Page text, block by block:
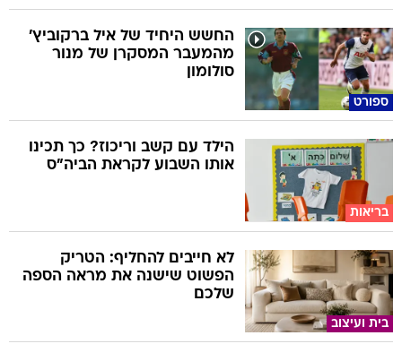
ספורט
החשש היחיד של איל ברקוביץ'
מהמעבר המסקרן של מנור
סולומון
בריאות
הילד עם קשב וריכוז? כך תכינו
אותו השבוע לקראת הביה"ס
בית ועיצוב
לא חייבים להחליף: הטריק
הפשוט שישנה את מראה הספה
שלכם